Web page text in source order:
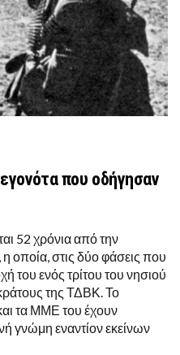
που οδήγησαν
52 χρόνια από την
οποία, στις δύο φάσεις που
του ενός τρίτου του νησιού
της ΤΔΒΚ. Το
τα ΜΜΕ του έχουν
γνώμη εναντίον εκείνων